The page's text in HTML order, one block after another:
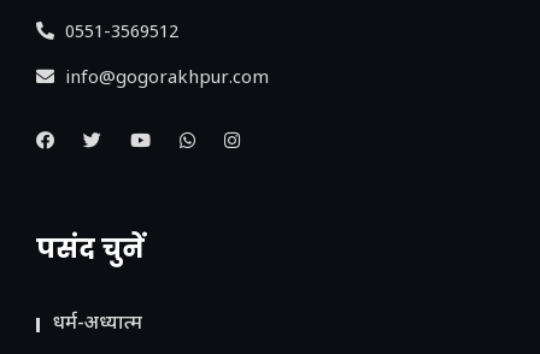
0551-3569512
info@gogorakhpur.com
पसंद चुनें
धर्म-अध्यात्म